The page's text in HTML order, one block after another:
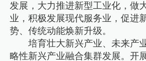
发展，大力推进新型工业化，做
业，积极发展现代服务业，促进
势、传统动能焕新升级。
培育壮大新兴产业、未来产
略性新兴产业融合集群发展。开